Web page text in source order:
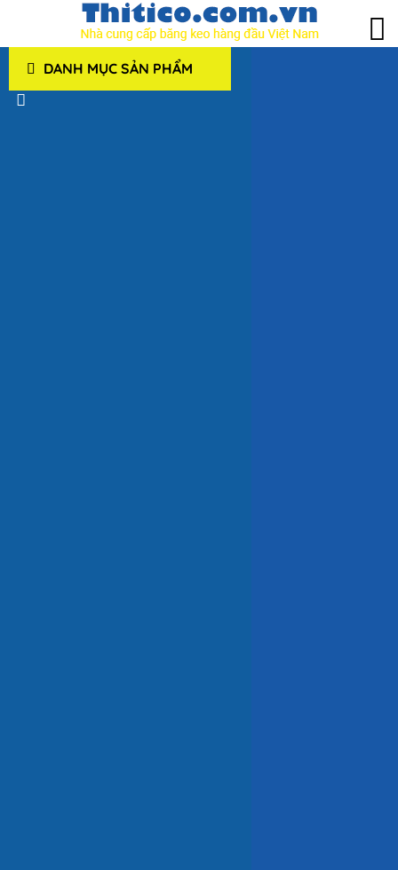
DANH MỤC SẢN PHẨM